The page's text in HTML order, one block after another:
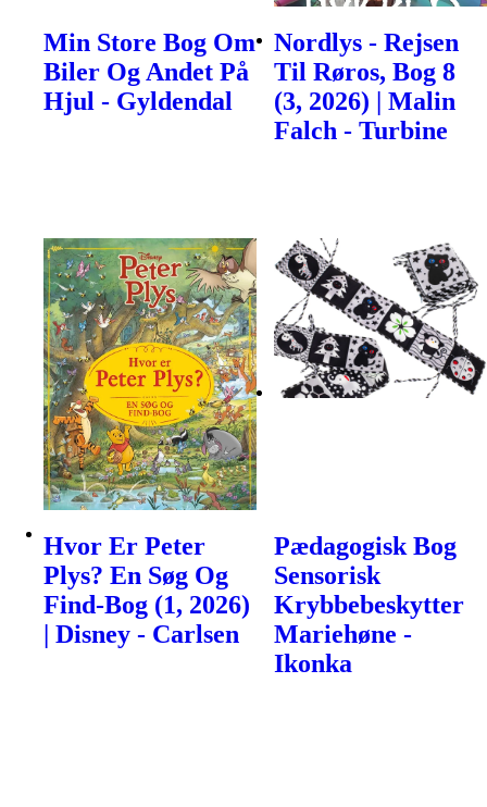
Min Store Bog Om
Biler Og Andet På
Hjul - Gyldendal
Nordlys - Rejsen
Til Røros, Bog 8
(3, 2026) | Malin
Falch - Turbine
Hvor Er Peter
Plys? En Søg Og
Find-Bog (1, 2026)
| Disney - Carlsen
Pædagogisk Bog
Sensorisk
Krybbebeskytter
Mariehøne -
Ikonka